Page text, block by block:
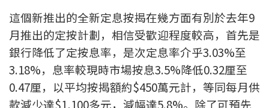
按揭計算
轉按計算
置業預算
這個新推出的全新定息按揭在幾方面有別於去年9
月推出的定按計劃，相信受歡迎程度較高，首先是
銀行降低了定按息率，是次定息率介乎3.03%至
3.18%，息率較現時市場按息3.5%降低0.32厘至
0.47厘，以平均按揭額約$450萬元計，等同每月供
款減少達$1,100多元，減幅達5.8%。除了可預先